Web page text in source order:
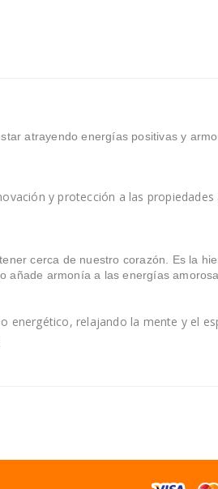
atrayendo energías positivas y
y protección a las
cerca de nuestro corazón. Es la
añade armonía a las energías
energético, relajando la mente y el